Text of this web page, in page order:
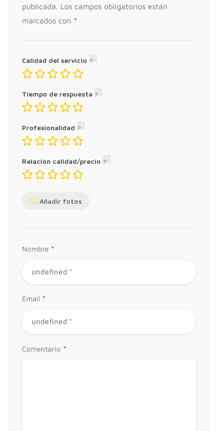
publicada. Los campos obligatorios están
marcados con *
Calidad del servicio
Tiempo de respuesta
Profesionalidad
Relación calidad/precio
Añadir fotos
Nombre *
Email *
Comentario *